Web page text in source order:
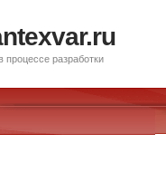
процессе разработки